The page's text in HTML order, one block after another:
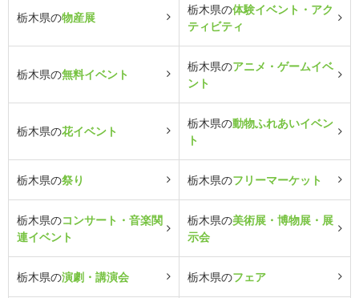
栃木県の物産展
栃木県の体験イベント・アク
ティビティ
栃木県の無料イベント
栃木県のアニメ・ゲームイベ
ント
栃木県の花イベント
栃木県の動物ふれあいイベン
ト
栃木県の祭り 栃木県のフリーマーケット
栃木県のコンサート・音楽関
連イベント
栃木県の美術展・博物展・展
示会
栃木県の演劇・講演会 栃木県のフェア